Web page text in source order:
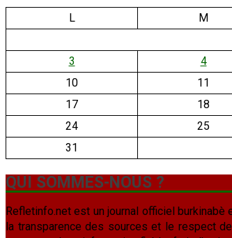
L
M
3 4
10
11
17
18
24
25
31
QUI SOMMES-NOUS ?
Refletinfo.net est un journal officiel
la transparence des sources et le respect